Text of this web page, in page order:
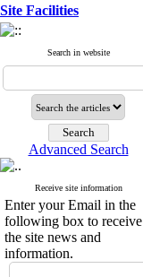
Site Facilities
Search in website
Advanced Search
Receive site information
Enter your Email in the
following box to receive
the site news and
information.